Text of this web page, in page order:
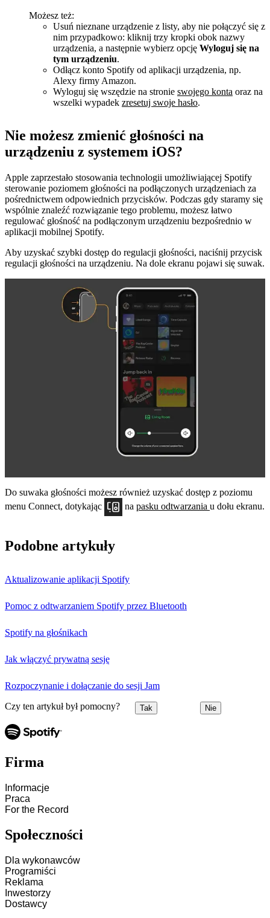
Możesz też:
Usuń nieznane urządzenie z listy, aby nie połączyć się z
nim przypadkowo: kliknij trzy kropki obok nazwy
urządzenia, a następnie wybierz opcję Wyloguj się na
tym urządzeniu.
Odłącz konto Spotify od aplikacji urządzenia, np.
Alexy firmy Amazon.
Wyloguj się wszędzie na stronie swojego konta oraz na
wszelki wypadek zresetuj swoje hasło.
Nie możesz zmienić głośności na
urządzeniu z systemem iOS?
Apple zaprzestało stosowania technologii umożliwiającej Spotify
sterowanie poziomem głośności na podłączonych urządzeniach za
pośrednictwem odpowiednich przycisków. Podczas gdy staramy się
wspólnie znaleźć rozwiązanie tego problemu, możesz łatwo
regulować głośność na podłączonym urządzeniu bezpośrednio w
aplikacji mobilnej Spotify.
Aby uzyskać szybki dostęp do regulacji głośności, naciśnij przycisk
regulacji głośności na urządzeniu. Na dole ekranu pojawi się suwak.
Do suwaka głośności możesz również uzyskać dostęp z poziomu
menu Connect, dotykając
na pasku odtwarzania u dołu ekranu.
Podobne artykuły
Aktualizowanie aplikacji Spotify
Pomoc z odtwarzaniem Spotify przez Bluetooth
Spotify na głośnikach
Jak włączyć prywatną sesję
Rozpoczynanie i dołączanie do sesji Jam
Czy ten artykuł był pomocny? Tak Nie
Firma
Informacje
Praca
For the Record
Społeczności
Dla wykonawców
Programiści
Reklama
Inwestorzy
Dostawcy